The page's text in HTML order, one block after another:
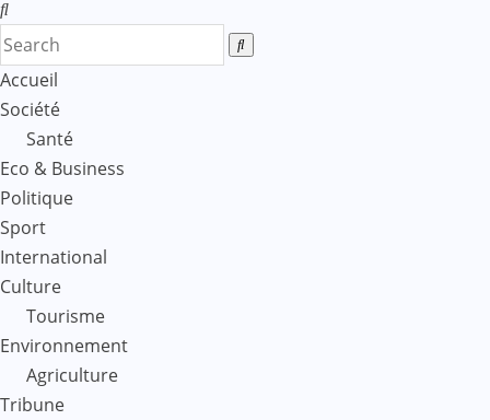
Accueil
Société
Santé
Eco & Business
Politique
Sport
International
Culture
Tourisme
Environnement
Agriculture
Tribune